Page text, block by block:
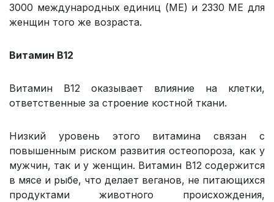
3000 международных единиц (МЕ) и 2330 МЕ для
женщин того же возраста.
Витамин В12
Витамин B12 оказывает влияние на клетки,
ответственные за строение костной ткани.
Низкий уровень этого витамина связан с
повышенным риском развития остеопороза, как у
мужчин, так и у женщин. Витамин B12 содержится
в мясе и рыбе, что делает веганов, не питающихся
продуктами животного происхождения,